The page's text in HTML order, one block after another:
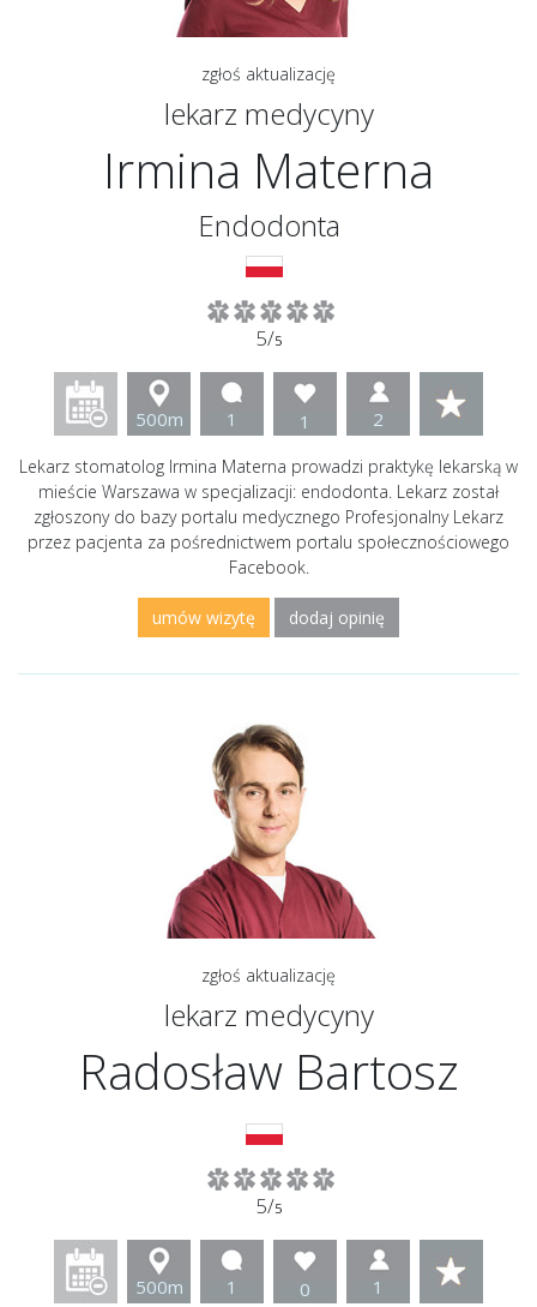
zgłoś aktualizację
lekarz medycyny
Irmina Materna
Endodonta
5/5
500m 1 1 2
Lekarz stomatolog Irmina Materna prowadzi praktykę lekarską w
mieście Warszawa w specjalizacji: endodonta. Lekarz został
zgłoszony do bazy portalu medycznego Profesjonalny Lekarz
przez pacjenta za pośrednictwem portalu społecznościowego
Facebook.
umów wizytę dodaj opinię
zgłoś aktualizację
lekarz medycyny
Radosław Bartosz
5/5
500m 1 0 1